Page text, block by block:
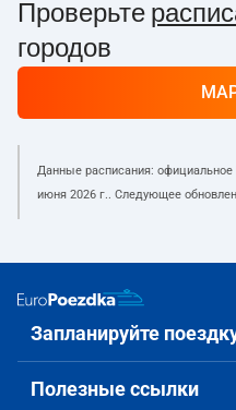
Проверьте
городов
Данные расписания: официальное
июня 2026 г.. Следующее
Запланируйте
Полезные ссылки